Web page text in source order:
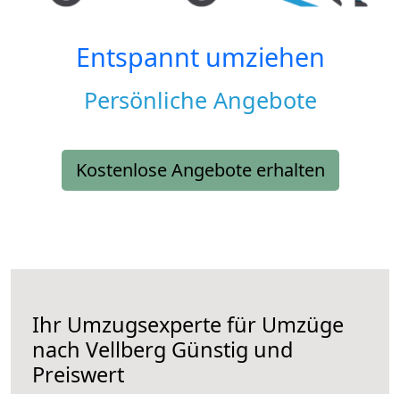
Entspannt umziehen
Persönliche Angebote
Kostenlose Angebote erhalten
Ihr Umzugsexperte für Umzüge
nach Vellberg Günstig und
Preiswert